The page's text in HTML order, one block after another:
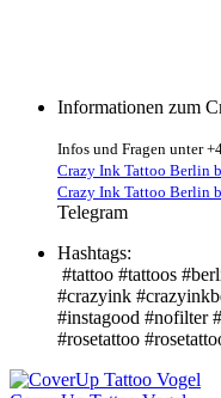
Informationen zum
Infos und Fragen unter
Crazy Ink Tattoo Berlin
Crazy Ink Tattoo Berlin
Telegram
Hashtags:
#tattoo #tattoos
#crazyink
#instagood #nofilter
#rosetattoo